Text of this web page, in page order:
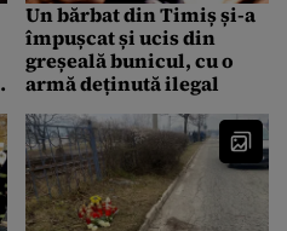
Un bărbat din Timiș și-a
împușcat și ucis din
greșeală bunicul, cu o
armă deținută ilegal